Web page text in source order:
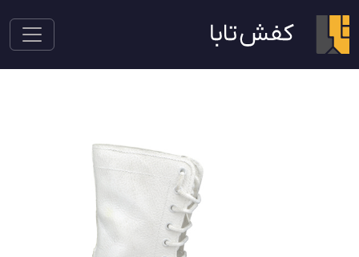
پوتین سربازی